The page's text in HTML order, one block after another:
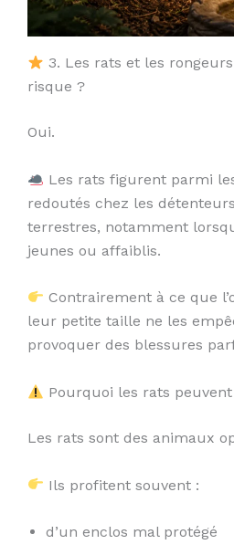
3. Les rats et les
risque ?
Oui.
Les rats figurent parmi
redoutés chez les
terrestres, notamment
jeunes ou affaiblis.
Contrairement à ce que
leur petite taille ne les
provoquer des blessures
Pourquoi les rats
Les rats sont des animaux
Ils profitent souvent :
d’un enclos mal protégé